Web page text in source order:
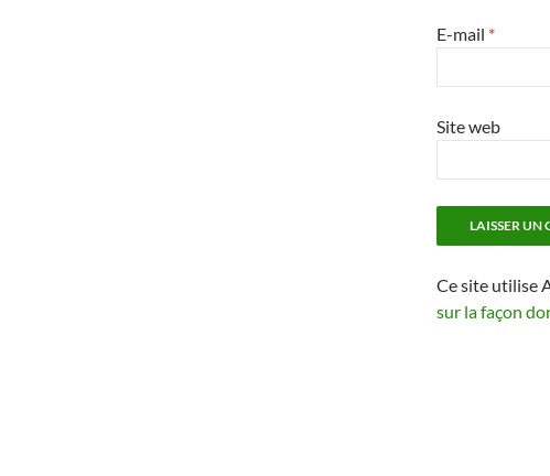
E-mail *
Site web
Ce site utilise
sur la façon